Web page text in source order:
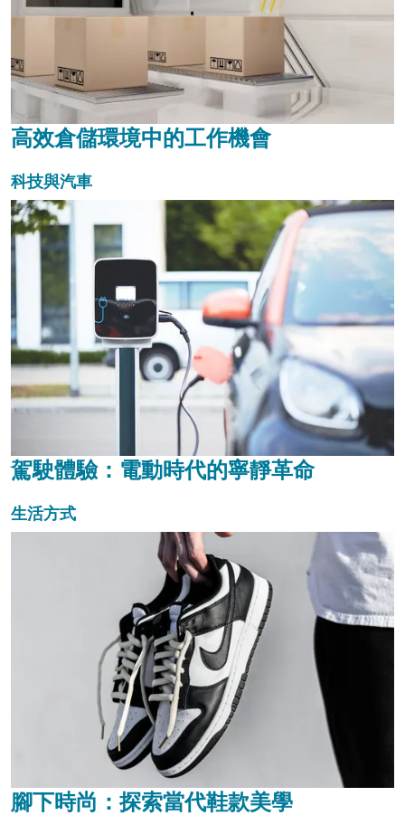
高效倉儲環境中的工作機會
科技與汽車
駕駛體驗：電動時代的寧靜革命
生活方式
腳下時尚：探索當代鞋款美學